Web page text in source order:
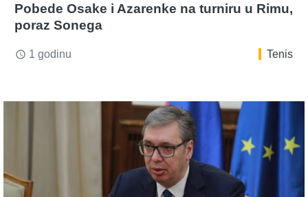
Pobede Osake i Azarenke na turniru u Rimu,
poraz Sonega
access_time 1 godinu Tenis